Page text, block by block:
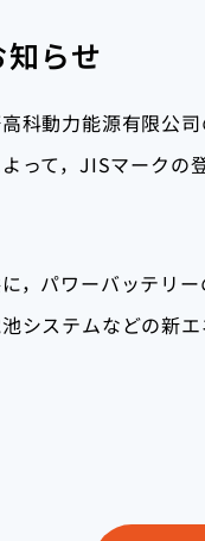
らせ
科動力能源有限公
って，JISマーク
，パワーバッテリ
システムなどの新